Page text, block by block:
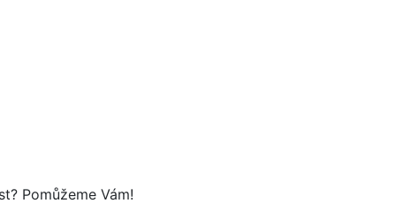
Pomůžeme Vám!